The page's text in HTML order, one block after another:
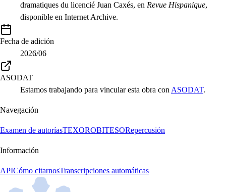
dramatiques du licencié Juan Caxés, en Revue Hispanique,
disponible en Internet Archive.
Fecha de adición
2026/06
ASODAT
Estamos trabajando para vincular esta obra con ASODAT.
Navegación
Examen de autoríasTEXOROBITESORepercusión
Información
APICómo citarnosTranscripciones automáticas